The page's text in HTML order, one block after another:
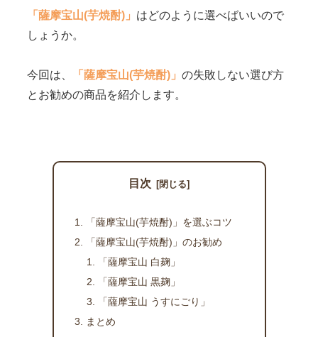
「薩摩宝山(芋焼酎)」 はどのように選べばいいので
しょうか。
今回は、 「薩摩宝山(芋焼酎)」の失敗しない選び方
とお勧めの商品を紹介します。
目次
「薩摩宝山(芋焼酎)」を選ぶコツ
「薩摩宝山(芋焼酎)」のお勧め
「薩摩宝山 白麹」
「薩摩宝山 黒麹」
「薩摩宝山 うすにごり」
まとめ